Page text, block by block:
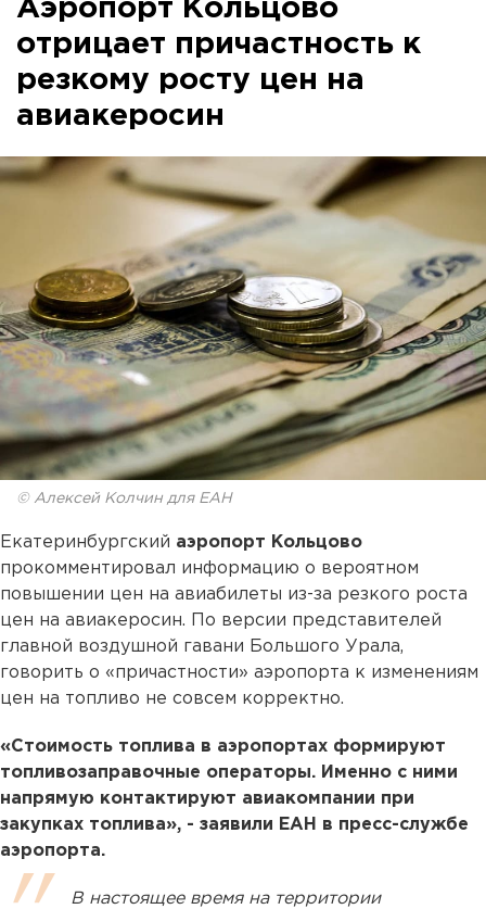
Аэропорт Кольцово
отрицает причастность к
резкому росту цен на
авиакеросин
© Алексей Колчин для ЕАН
Екатеринбургский аэропорт Кольцово
прокомментировал информацию о вероятном
повышении цен на авиабилеты из-за резкого роста
цен на авиакеросин. По версии представителей
главной воздушной гавани Большого Урала,
говорить о «причастности» аэропорта к изменениям
цен на топливо не совсем корректно.
«Стоимость топлива в аэропортах формируют
топливозаправочные операторы. Именно с ними
напрямую контактируют авиакомпании при
закупках топлива», - заявили ЕАН в пресс-службе
аэропорта.
В настоящее время на территории